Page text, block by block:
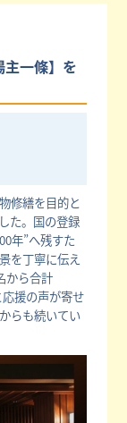
一條】を
修繕を目的と
た。国の登録
年”へ残すた
を丁寧に伝え
から合計
援の声が寄せ
らも続いてい